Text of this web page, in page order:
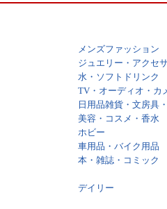
メンズファッション
ジュエリー・アクセ
水・ソフトドリンク
TV・オーディオ・カ
日用品雑貨・文房具
美容・コスメ・香水
ホビー
車用品・バイク用品
本・雑誌・コミック
デイリー